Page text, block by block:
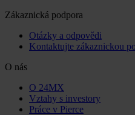
Zákaznická podpora
Otázky a odpovědi
Kontaktujte zákaznickou
O nás
O 24MX
Vztahy s investory
Práce v Pierce